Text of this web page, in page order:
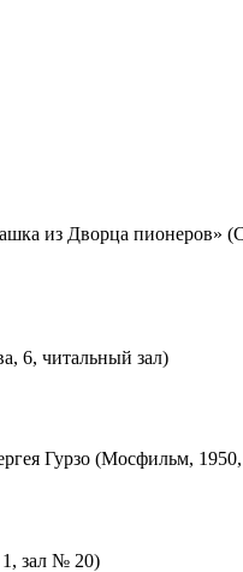
из Дворца пионеров»
6, читальный зал)
Гурзо (Мосфильм,
зал № 20)